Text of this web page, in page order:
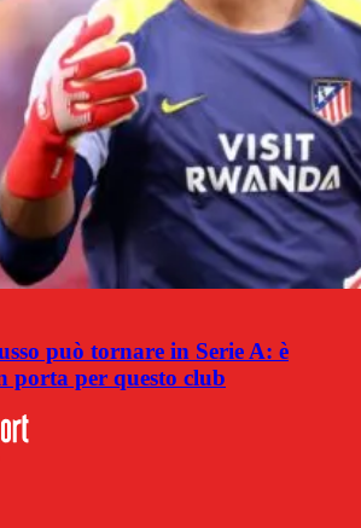
può tornare in Serie A: è
porta per questo club